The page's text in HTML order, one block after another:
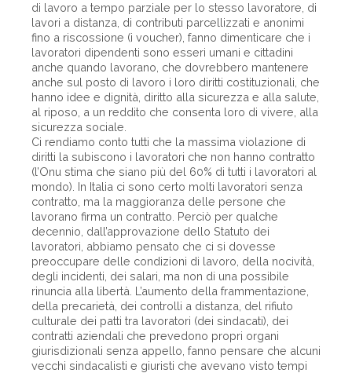
di lavoro a tempo parziale per lo stesso lavoratore, di
lavori a distanza, di contributi parcellizzati e anonimi
fino a riscossione (i voucher), fanno dimenticare che i
lavoratori dipendenti sono esseri umani e cittadini
anche quando lavorano, che dovrebbero mantenere
anche sul posto di lavoro i loro diritti costituzionali, che
hanno idee e dignità, diritto alla sicurezza e alla salute,
al riposo, a un reddito che consenta loro di vivere, alla
sicurezza sociale.
Ci rendiamo conto tutti che la massima violazione di
diritti la subiscono i lavoratori che non hanno contratto
(l’Onu stima che siano più del 60% di tutti i lavoratori al
mondo). In Italia ci sono certo molti lavoratori senza
contratto, ma la maggioranza delle persone che
lavorano firma un contratto. Perciò per qualche
decennio, dall’approvazione dello Statuto dei
lavoratori, abbiamo pensato che ci si dovesse
preoccupare delle condizioni di lavoro, della nocività,
degli incidenti, dei salari, ma non di una possibile
rinuncia alla libertà. L’aumento della frammentazione,
della precarietà, dei controlli a distanza, del rifiuto
culturale dei patti tra lavoratori (dei sindacati), dei
contratti aziendali che prevedono propri organi
giurisdizionali senza appello, fanno pensare che alcuni
vecchi sindacalisti e giuristi che avevano visto tempi